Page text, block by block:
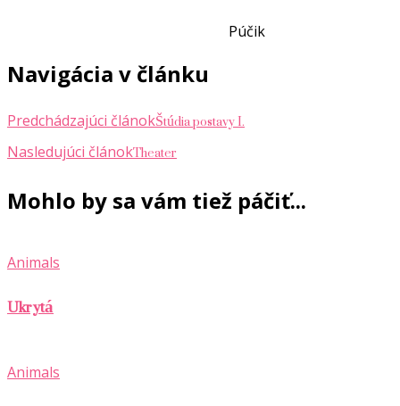
Púčik
Navigácia v článku
Predchádzajúci článokŠtúdia postavy I.
Nasledujúci článokTheater
Mohlo by sa vám tiež páčiť...
Animals
Ukrytá
Animals